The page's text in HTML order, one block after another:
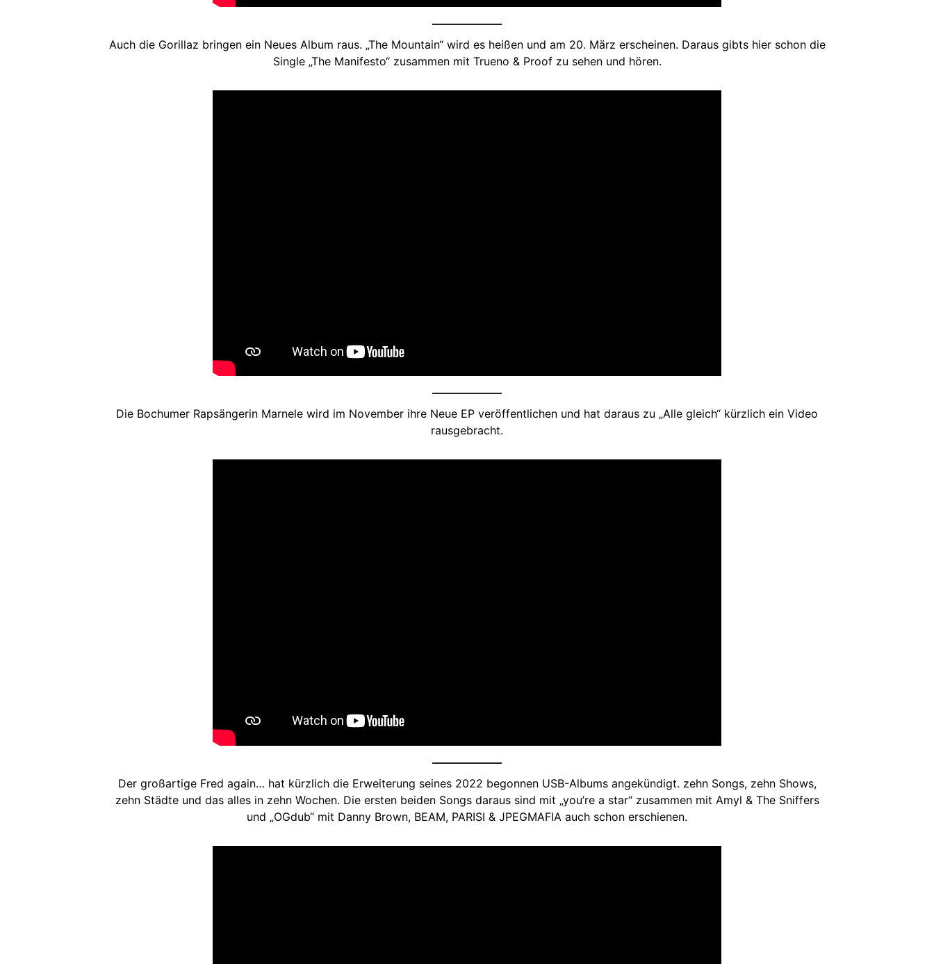
Auch die Gorillaz bringen ein Neues Album raus. „The Mountain“ wird es heißen und am 20. März erscheinen. Daraus gibts hier schon die
Single „The Manifesto“ zusammen mit Trueno & Proof zu sehen und hören.
Die Bochumer Rapsängerin Marnele wird im November ihre Neue EP veröffentlichen und hat daraus zu „Alle gleich“ kürzlich ein Video
rausgebracht.
Der großartige Fred again… hat kürzlich die Erweiterung seines 2022 begonnen USB-Albums angekündigt. zehn Songs, zehn Shows,
zehn Städte und das alles in zehn Wochen. Die ersten beiden Songs daraus sind mit „you’re a star“ zusammen mit Amyl & The Sniffers
und „OGdub“ mit Danny Brown, BEAM, PARISI & JPEGMAFIA auch schon erschienen.